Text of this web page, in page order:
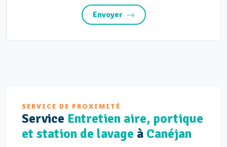
Envoyer
SERVICE DE PROXIMITÉ
Service Entretien aire, portique
et station de lavage à Canéjan